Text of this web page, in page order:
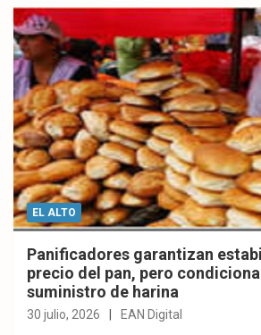
EL ALTO
Panificadores garantizan
precio del pan, pero
suministro de harina
30 julio, 2026 EAN Digital